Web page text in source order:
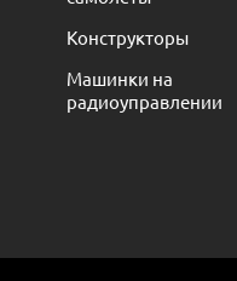
Конструкторы
Машинки на
радиоуправлении